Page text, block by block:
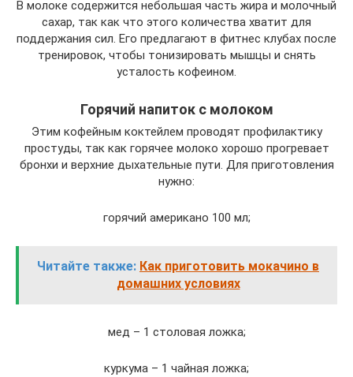
В молоке содержится небольшая часть жира и молочный
сахар, так как что этого количества хватит для
поддержания сил. Его предлагают в фитнес клубах после
тренировок, чтобы тонизировать мышцы и снять
усталость кофеином.
Горячий напиток с молоком
Этим кофейным коктейлем проводят профилактику
простуды, так как горячее молоко хорошо прогревает
бронхи и верхние дыхательные пути. Для приготовления
нужно:
горячий американо 100 мл;
Читайте также: Как приготовить мокачино в
домашних условиях
мед – 1 столовая ложка;
куркума – 1 чайная ложка;